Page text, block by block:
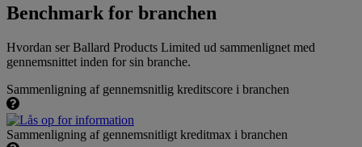
Benchmark for branchen
Hvordan ser Ballard Products Limited ud sammenlignet med
gennemsnittet inden for sin branche.
Sammenligning af gennemsnitlig kreditscore i branchen
Sammenligning af gennemsnitligt kreditmax i branchen